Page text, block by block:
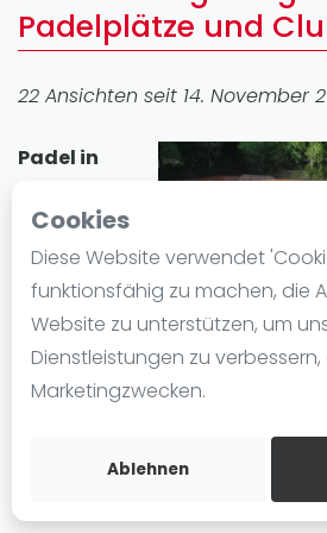
Cookies
Diese Website verwendet
funktionsfähig zu machen, die
Website zu unterstützen, um
Dienstleistungen zu
Marketingzwecken.
Ablehnen
Ranking
Frauen
FIP Männer
Blog
Die Geschichte von Padel
Regeln und Punktzählung
Padel Schläge
Video
Padelplätze und
22 Ansichten seit 14. November
Padel in
erfreut sich
großer
Beliebtheit. In
der Stadt gibt
es 1 Padel-
Standort mit insgesamt 2
Sie Padel spielen und einen